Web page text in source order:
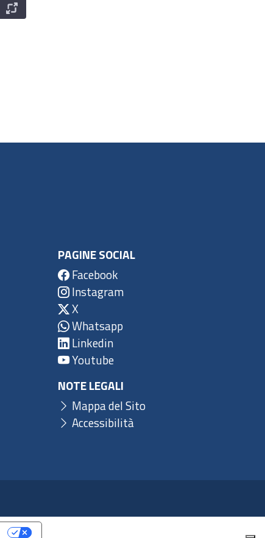
PAGINE SOCIAL
Facebook
Instagram
X
Whatsapp
Linkedin
Youtube
NOTE LEGALI
Mappa del Sito
Accessibilità